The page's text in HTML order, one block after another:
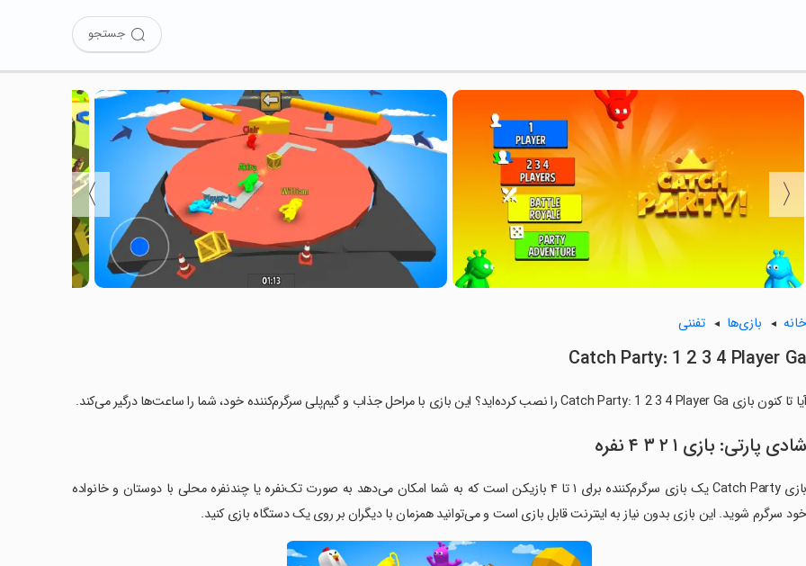
جستجو
〈
〉
خانه بازی‌ها تفننی
Catch Party: 1 2 3 4 Player Ga
آیا تا کنون بازی Catch Party: 1 2 3 4 Player Ga را نصب کرده‌اید؟ این بازی با مراحل جذاب و گیم‌پلی سرگرم‌کننده خود، شما را ساعت‌ها درگیر می‌کند.
شادی پارتی: بازی ۱ ۲ ۳ ۴ نفره
بازی Catch Party یک بازی سرگرم‌کننده برای ۱ تا ۴ بازیکن است که به شما امکان می‌دهد به صورت تک‌نفره یا چندنفره محلی با دوستان و خانواده
خود سرگرم شوید. این بازی بدون نیاز به اینترنت قابل بازی است و می‌توانید همزمان با دیگران بر روی یک دستگاه بازی کنید.